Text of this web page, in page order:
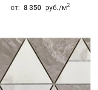
от: 8 350 руб./м2